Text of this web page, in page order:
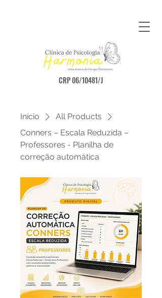
CRP 06/10481/J
Início
All Products
Conners – Escala Reduzida –
Professores - Planilha de
correção automática